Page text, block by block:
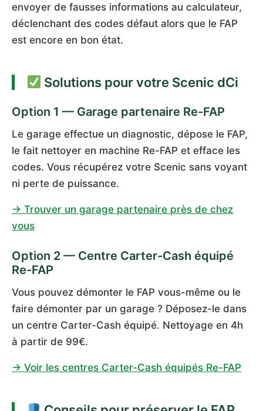
envoyer de fausses informations au calculateur,
déclenchant des codes défaut alors que le FAP
est encore en bon état.
Solutions pour votre Scenic dCi
Option 1 — Garage partenaire Re-FAP
Le garage effectue un diagnostic, dépose le FAP,
le fait nettoyer en machine Re-FAP et efface les
codes. Vous récupérez votre Scenic sans voyant
ni perte de puissance.
→ Trouver un garage partenaire près de chez
vous
Option 2 — Centre Carter-Cash équipé
Re-FAP
Vous pouvez démonter le FAP vous-même ou le
faire démonter par un garage ? Déposez-le dans
un centre Carter-Cash équipé. Nettoyage en 4h
à partir de 99€.
→ Voir les centres Carter-Cash équipés Re-FAP